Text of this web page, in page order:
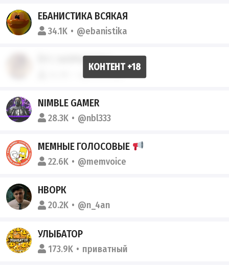
ЕБАНИСТИКА ВСЯКАЯ
34.1K @ebanistika
ЁП | ЗАПРЕЩЕНКА
приватный
NIMBLE GAMER
28.3K @nbl333
МЕМНЫЕ ГОЛОСОВЫЕ
22.6K @memvoice
НВОРК
20.2K @n_4an
УЛЫБАТОР
173.9K приватный